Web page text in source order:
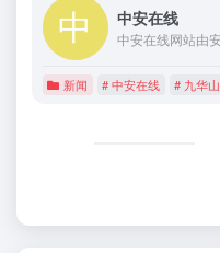
中安在线
新闻 # 中安在线 # 九华山